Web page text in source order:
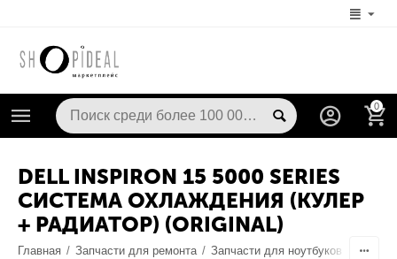
0
DELL INSPIRON 15 5000 SERIES
СИСТЕМА ОХЛАЖДЕНИЯ (КУЛЕР
+ РАДИАТОР) (ORIGINAL)
Главная / Запчасти для ремонта / Запчасти для ноутбуков